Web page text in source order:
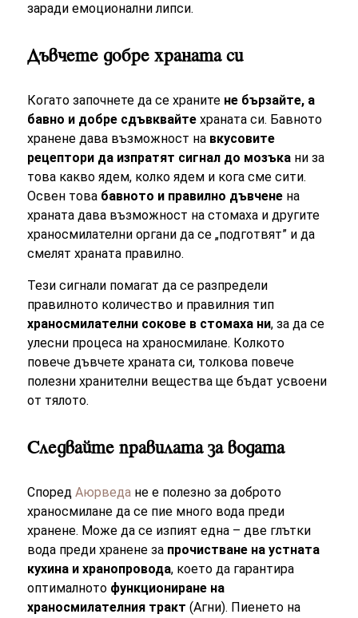
заради емоционални липси.
Дъвчете добре храната си
Когато започнете да се храните не бързайте, а
бавно и добре сдъвквайтехраната си. Бавното
хранене дава възможност на вкусовите
рецептори да изпратят сигнал до мозъка ни за
това какво ядем, колко ядем и кога сме сити.
Освен това бавното и правилно дъвчене на
храната дава възможност на стомаха и другите
храносмилателни органи да се „подготвят” и да
смелят храната правилно.
Тези сигнали помагат да се разпредели
правилното количество и правилния тип
храносмилателни сокове в стомаха ни, за да се
улесни процеса на храносмилане. Колкото
повече дъвчете храната си, толкова повече
полезни хранителни вещества ще бъдат усвоени
от тялото.
Следвайте правилата за водата
СпоредАюрведа не е полезно за доброто
храносмилане да се пие много вода преди
хранене. Може да се изпият една – две глътки
вода преди хранене за прочистване на устната
кухина и хранопровода, което да гарантира
оптималното функциониране на
храносмилателния тракт(Агни). Пиенето на